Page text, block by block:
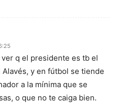
q el presidente es tb el
y en fútbol se tiende
a la mínima que se
o que no te caiga bien.